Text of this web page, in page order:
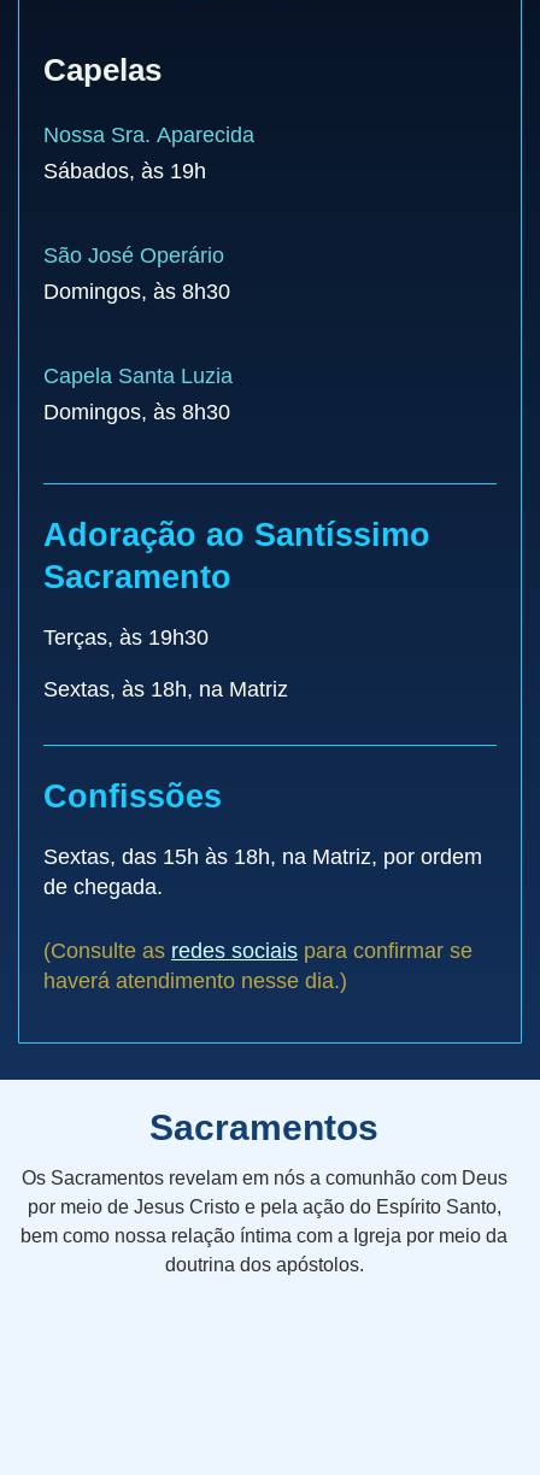
Capelas
Nossa Sra. Aparecida
Sábados, às 19h
São José Operário
Domingos, às 8h30
Capela Santa Luzia
Domingos, às 8h30
Adoração ao Santíssimo
Sacramento
Terças, às 19h30
Sextas, às 18h, na Matriz
Confissões
Sextas, das 15h às 18h, na Matriz, por ordem
de chegada.
(Consulte as redes sociais para confirmar se
haverá atendimento nesse dia.)
Sacramentos
Os Sacramentos revelam em nós a comunhão com Deus
por meio de Jesus Cristo e pela ação do Espírito Santo,
bem como nossa relação íntima com a Igreja por meio da
doutrina dos apóstolos.